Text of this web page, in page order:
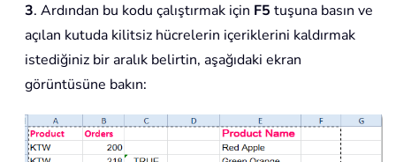
3. Ardından bu kodu çalıştırmak için F5 tuşuna basın ve
açılan kutuda kilitsiz hücrelerin içeriklerini kaldırmak
istediğiniz bir aralık belirtin, aşağıdaki ekran
görüntüsüne bakın: